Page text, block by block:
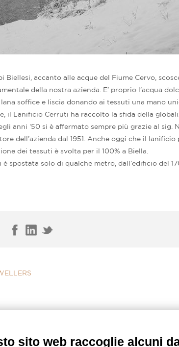
Biellesi, accanto alle acque del Fiume Cervo,
della nostra azienda. E’ proprio l’acqua
soffice e liscia donando ai tessuti una mano
il Lanificio Cerruti ha raccolto la sfida della
anni ‘50 si è affermato sempre più grazie al
dell’azienda dal 1951. Anche oggi che il
dei tessuti è svolta per il 100% a Biella.
è spostata solo di qualche metro, dall’edificio del
sito web raccoglie alcuni